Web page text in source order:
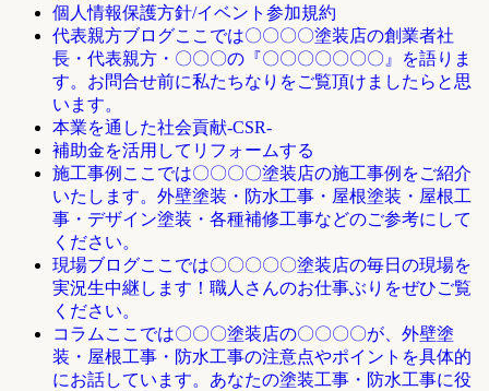
個人情報保護方針/イベント参加規約
代表親方ブログここでは〇〇〇〇塗装店の創業者社
長・代表親方・〇〇〇の『〇〇〇〇〇〇〇』を語りま
す。お問合せ前に私たちなりをご覧頂けましたらと思
います。
本業を通した社会貢献-CSR-
補助金を活用してリフォームする
施工事例 ここでは〇〇〇〇塗装店の施工事例をご紹介
いたします。外壁塗装・防水工事・屋根塗装・屋根工
事・デザイン塗装・各種補修工事などのご参考にして
ください。
現場ブログここでは〇〇〇〇〇塗装店の毎日の現場を
実況生中継します！職人さんのお仕事ぶりをぜひご覧
ください。
コラム ここでは〇〇〇塗装店の〇〇〇〇が、外壁塗
装・屋根工事・防水工事の注意点やポイントを具体的
にお話しています。あなたの塗装工事・防水工事に役